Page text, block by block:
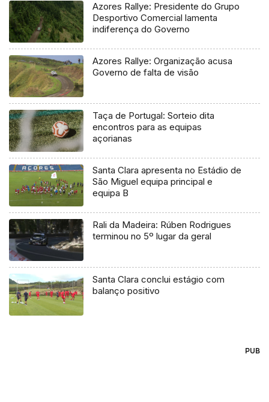
Azores Rallye: Presidente do Grupo
Desportivo Comercial lamenta
indiferença do Governo
Azores Rallye: Organização acusa
Governo de falta de visão
Taça de Portugal: Sorteio dita
encontros para as equipas
açorianas
Santa Clara apresenta no Estádio de
São Miguel equipa principal e
equipa B
Rali da Madeira: Rúben Rodrigues
terminou no 5º lugar da geral
Santa Clara conclui estágio com
balanço positivo
PUB